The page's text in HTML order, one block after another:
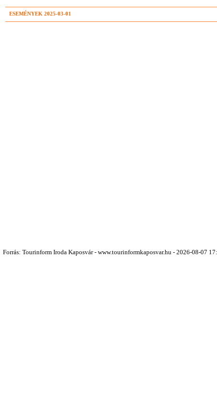
ESEMÉNYEK 2025-03-01
Forrás: Tourinform Iroda Kaposvár - www.tourinformkaposvar.hu - 2026-08-07